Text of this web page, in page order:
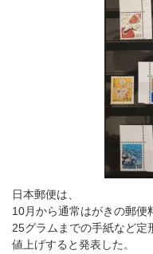
日本郵便は、
10月から通常はがきの郵便
25グラムまでの手紙など
値上げすると発表した。